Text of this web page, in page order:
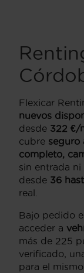
Flexicar
nuevos
desde 322 €/
cubre seguro
completo,
sin entrada ni
desde 36
real.
Bajo pedido
acceder a
más de 225
verificado,
para el